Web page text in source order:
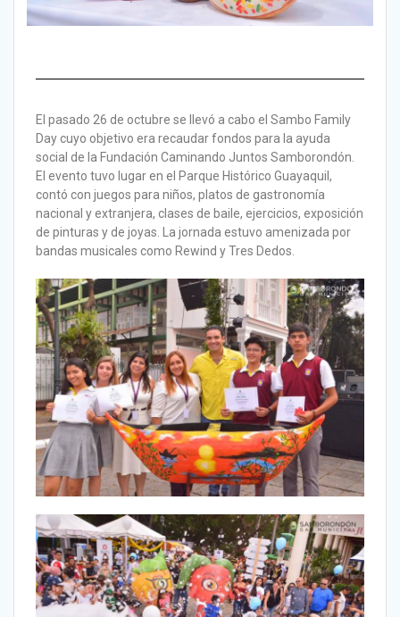
El pasado 26 de octubre se llevó a cabo el Sambo Family
Day cuyo objetivo era recaudar fondos para la ayuda
social de la Fundación Caminando Juntos Samborondón.
El evento tuvo lugar en el Parque Histórico Guayaquil,
contó con juegos para niños, platos de gastronomía
nacional y extranjera, clases de baile, ejercicios, exposición
de pinturas y de joyas. La jornada estuvo amenizada por
bandas musicales como Rewind y Tres Dedos.